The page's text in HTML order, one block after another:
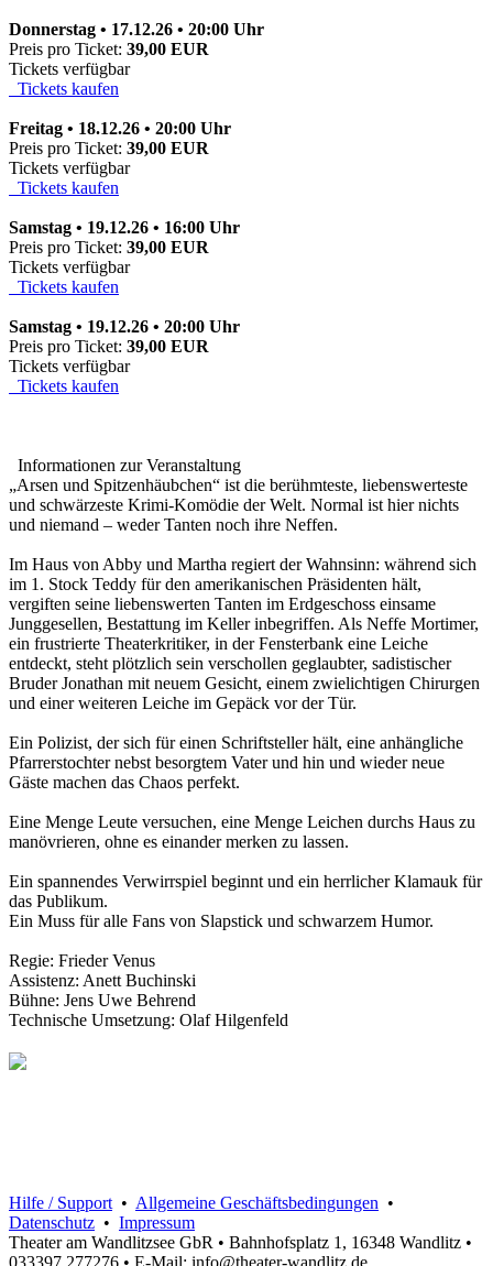
Donnerstag • 17.12.26 • 20:00 Uhr
Preis pro Ticket: 39,00 EUR
Tickets verfügbar
Tickets kaufen
Freitag • 18.12.26 • 20:00 Uhr
Preis pro Ticket: 39,00 EUR
Tickets verfügbar
Tickets kaufen
Samstag • 19.12.26 • 16:00 Uhr
Preis pro Ticket: 39,00 EUR
Tickets verfügbar
Tickets kaufen
Samstag • 19.12.26 • 20:00 Uhr
Preis pro Ticket: 39,00 EUR
Tickets verfügbar
Tickets kaufen
Informationen zur Veranstaltung
„Arsen und Spitzenhäubchen“ ist die berühmteste, liebenswerteste
und schwärzeste Krimi-Komödie der Welt. Normal ist hier nichts
und niemand – weder Tanten noch ihre Neffen.
Im Haus von Abby und Martha regiert der Wahnsinn: während sich
im 1. Stock Teddy für den amerikanischen Präsidenten hält,
vergiften seine liebenswerten Tanten im Erdgeschoss einsame
Junggesellen, Bestattung im Keller inbegriffen. Als Neffe Mortimer,
ein frustrierte Theaterkritiker, in der Fensterbank eine Leiche
entdeckt, steht plötzlich sein verschollen geglaubter, sadistischer
Bruder Jonathan mit neuem Gesicht, einem zwielichtigen Chirurgen
und einer weiteren Leiche im Gepäck vor der Tür.
Ein Polizist, der sich für einen Schriftsteller hält, eine anhängliche
Pfarrerstochter nebst besorgtem Vater und hin und wieder neue
Gäste machen das Chaos perfekt.
Eine Menge Leute versuchen, eine Menge Leichen durchs Haus zu
manövrieren, ohne es einander merken zu lassen.
Ein spannendes Verwirrspiel beginnt und ein herrlicher Klamauk für
das Publikum.
Ein Muss für alle Fans von Slapstick und schwarzem Humor.
Regie: Frieder Venus
Assistenz: Anett Buchinski
Bühne: Jens Uwe Behrend
Technische Umsetzung: Olaf Hilgenfeld
Hilfe / Support • Allgemeine Geschäftsbedingungen •
Datenschutz • Impressum
Theater am Wandlitzsee GbR • Bahnhofsplatz 1, 16348 Wandlitz •
033397 277276 • E-Mail: info@theater-wandlitz.de